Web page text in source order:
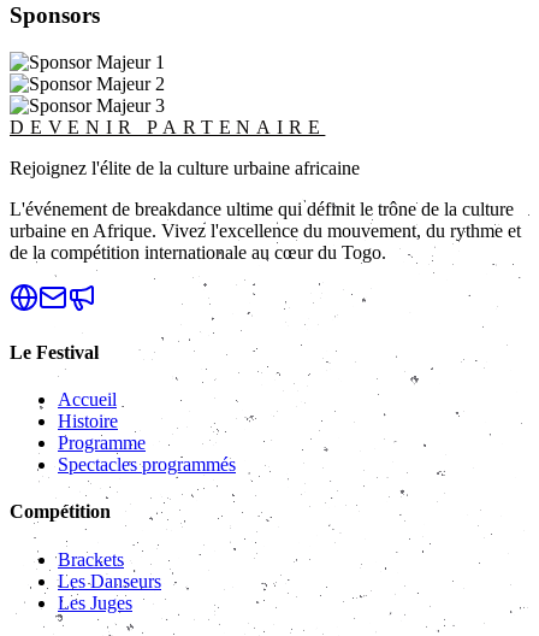
Sponsors
DEVENIR PARTENAIRE
Rejoignez l'élite de la culture urbaine africaine
L'événement de breakdance ultime qui définit le trône de la culture
urbaine en Afrique. Vivez l'excellence du mouvement, du rythme et
de la compétition internationale au cœur du Togo.
Le Festival
Accueil
Histoire
Programme
Spectacles programmés
Compétition
Brackets
Les Danseurs
Les Juges